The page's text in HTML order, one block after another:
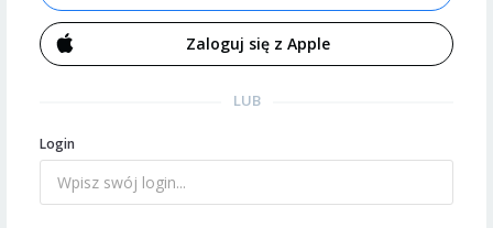
Zaloguj się z Apple
LUB
Login